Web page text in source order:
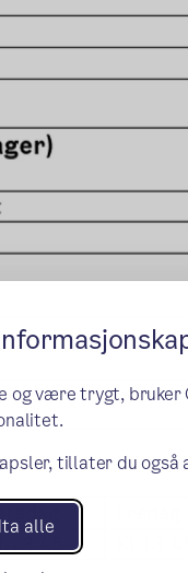
være trygt, bruker
tillater du
alle